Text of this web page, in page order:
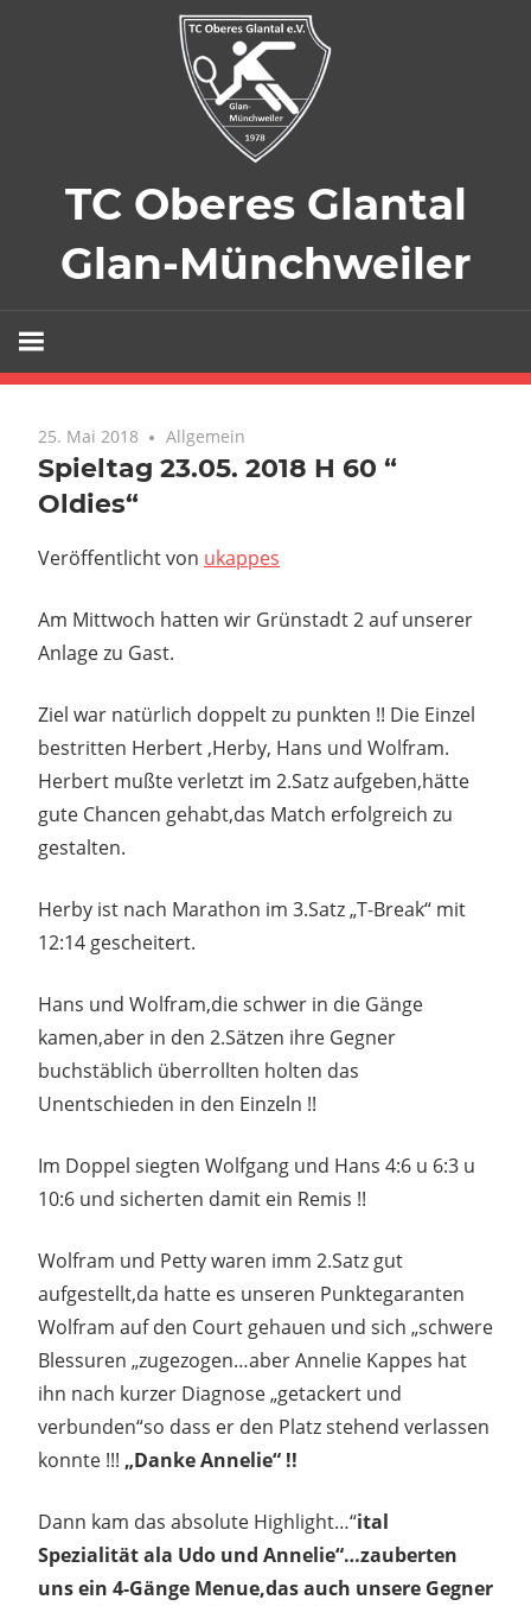
TC Oberes Glantal
Glan-Münchweiler
Tennisverein
für
Glan-
Münchweiler
und
25. Mai 2018 Allgemein
Spieltag 23.05. 2018 H 60 “
Oldies“
Veröffentlicht von ukappes
Am Mittwoch hatten wir Grünstadt 2 auf unserer
Anlage zu Gast.
Ziel war natürlich doppelt zu punkten !! Die Einzel
bestritten Herbert ,Herby, Hans und Wolfram.
Herbert mußte verletzt im 2.Satz aufgeben,hätte
gute Chancen gehabt,das Match erfolgreich zu
gestalten.
Herby ist nach Marathon im 3.Satz „T-Break“ mit
12:14 gescheitert.
Hans und Wolfram,die schwer in die Gänge
kamen,aber in den 2.Sätzen ihre Gegner
buchstäblich überrollten holten das
Unentschieden in den Einzeln !!
Im Doppel siegten Wolfgang und Hans 4:6 u 6:3 u
10:6 und sicherten damit ein Remis !!
Wolfram und Petty waren imm 2.Satz gut
aufgestellt,da hatte es unseren Punktegaranten
Wolfram auf den Court gehauen und sich „schwere
Blessuren „zugezogen…aber Annelie Kappes hat
ihn nach kurzer Diagnose „getackert und
verbunden“so dass er den Platz stehend verlassen
konnte !!! „Danke Annelie“ !!
Dann kam das absolute Highlight…“ital
Spezialität ala Udo und Annelie“…zauberten
uns ein 4-Gänge Menue,das auch unsere Gegner